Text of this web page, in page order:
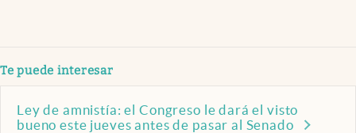
Te puede interesar
Ley de amnistía: el Congreso le dará el visto
bueno este jueves antes de pasar al Senado